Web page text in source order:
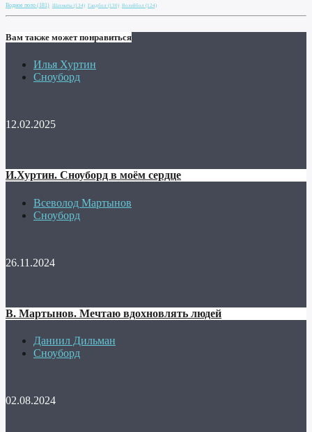
Водное поло (181) Шахматы (134) Гандбол (130) Волейбол (124)
Вам также может понравиться
Илья Хуртин
Сноуборд
12.02.2025
И.Хуртин. Сноуборд в моём сердце
Всеволод Мартынов
Сноуборд
26.11.2024
В. Мартынов. Мечтаю вдохновлять людей
Даниил Дильман
Сноуборд
02.08.2024